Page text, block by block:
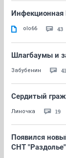
Инфекционная
оlo66 43
Шлагбаумы и
Забубенин
Сердитый
Линочка 19
Появился
СНТ "Раздолье"